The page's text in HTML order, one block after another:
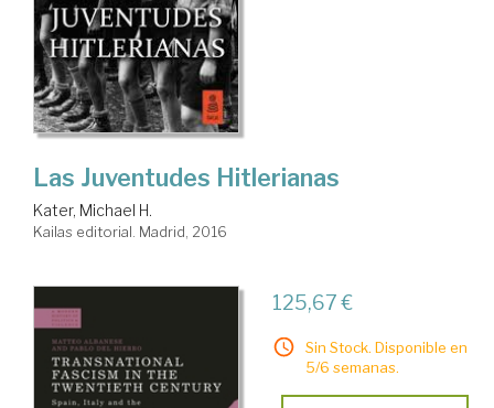
Las Juventudes Hitlerianas
Kater, Michael H.
Kailas editorial. Madrid, 2016
125,67 €
Sin Stock. Disponible en
5/6 semanas.